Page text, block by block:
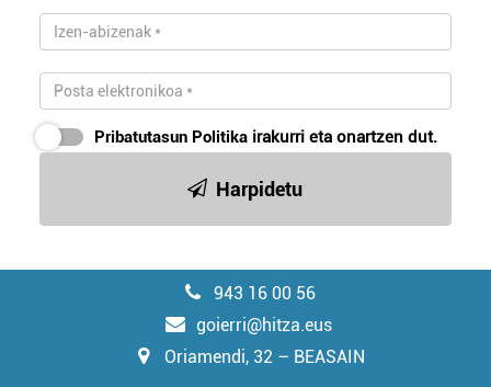
Pribatutasun Politika irakurri eta onartzen dut.
Harpidetu
943 16 00 56
goierri@hitza.eus
Oriamendi, 32 – BEASAIN